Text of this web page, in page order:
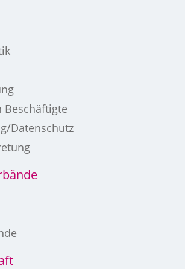
Beschäftigte
Datenschutz